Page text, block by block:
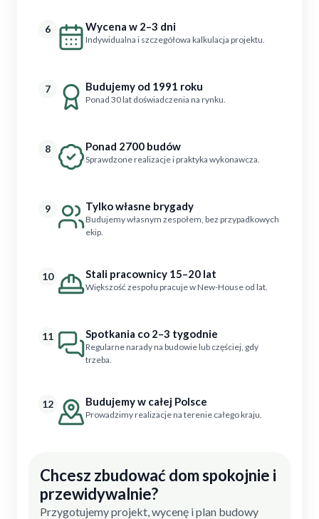
6 Wycena w 2–3 dni
Indywidualna i szczegółowa kalkulacja projektu.
7 Budujemy od 1991 roku
Ponad 30 lat doświadczenia na rynku.
8 Ponad 2700 budów
Sprawdzone realizacje i praktyka wykonawcza.
9 Tylko własne brygady
Budujemy własnym zespołem, bez przypadkowych
ekip.
10 Stali pracownicy 15–20 lat
Większość zespołu pracuje w New-House od lat.
11 Spotkania co 2–3 tygodnie
Regularne narady na budowie lub częściej, gdy
trzeba.
12 Budujemy w całej Polsce
Prowadzimy realizacje na terenie całego kraju.
Chcesz zbudować dom spokojnie i
przewidywalnie?
Przygotujemy projekt, wycenę i plan budowy